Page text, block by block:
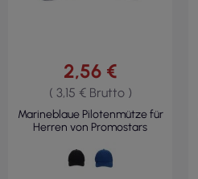
2,56 €
( 3,15 € Brutto )
Marineblaue Pilotenmütze für
Herren von Promostars